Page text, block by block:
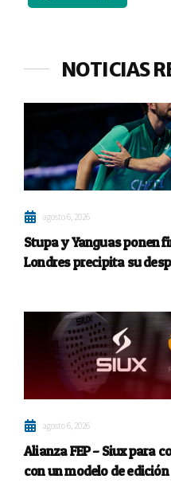
NOTICIAS
agosto 6, 2026
Stupa y Yanguas ponen
Londres precipita su
agosto 6, 2026
Alianza FEP – Siux para
con un modelo de